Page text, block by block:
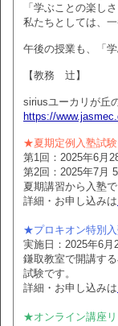
「学ぶことの楽し
私たちとしては、
午後の授業も、「
【教務 辻】
siriusユーカリが丘
https://
★夏期定例入塾試験
第1回：2025年6月
第2回：2025年7月
夏期講習から入塾で
詳細・お申し込みは
★プロキオン特別入
実施日：2025年6月
鎌取教室で開講す
試験です。
詳細・お申し込みは
★オンライン講座リ